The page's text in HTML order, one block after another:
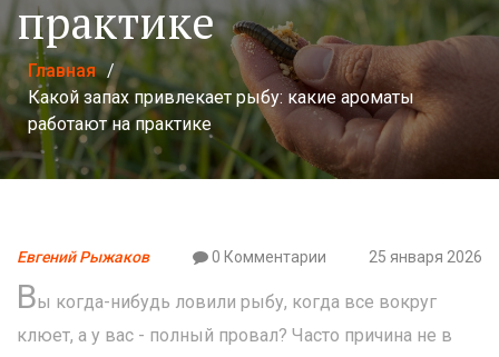
практике
Главная /
Какой запах привлекает рыбу: какие ароматы
работают на практике
Евгений Рыжаков 0 Комментарии 25 января 2026
Вы когда-нибудь ловили рыбу, когда все вокруг
клюет, а у вас - полный провал? Часто причина не в